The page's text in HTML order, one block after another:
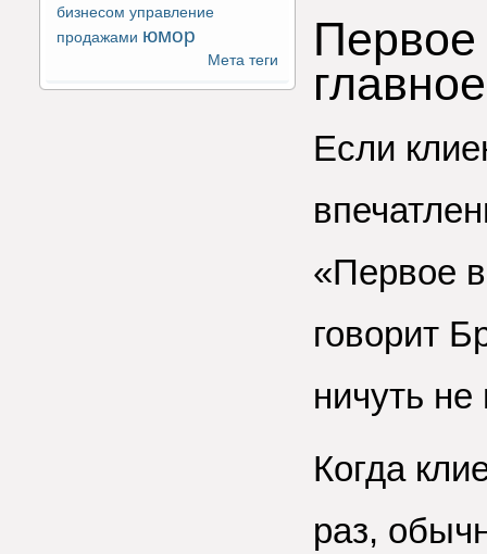
бизнесом управление
продажами юмор
Мета теги
Первое
Если
«Первое
говорит
ничуть
Когда
раз,